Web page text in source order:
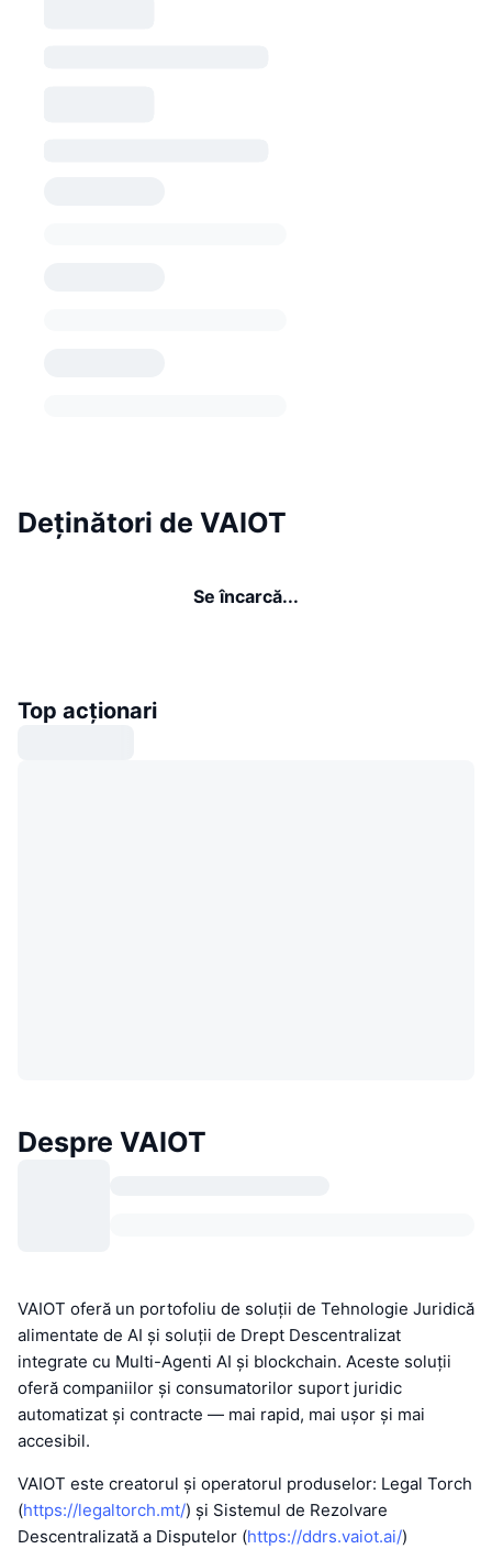
Deținători de VAIOT
Se încarcă...
Top acționari
Despre VAIOT
VAIOT oferă un portofoliu de soluții de Tehnologie Juridică
alimentate de AI și soluții de Drept Descentralizat
integrate cu Multi-Agenti AI și blockchain. Aceste soluții
oferă companiilor și consumatorilor suport juridic
automatizat și contracte — mai rapid, mai ușor și mai
accesibil.
VAIOT este creatorul și operatorul produselor: Legal Torch
(https://legaltorch.mt/) și Sistemul de Rezolvare
Descentralizată a Disputelor (https://ddrs.vaiot.ai/)